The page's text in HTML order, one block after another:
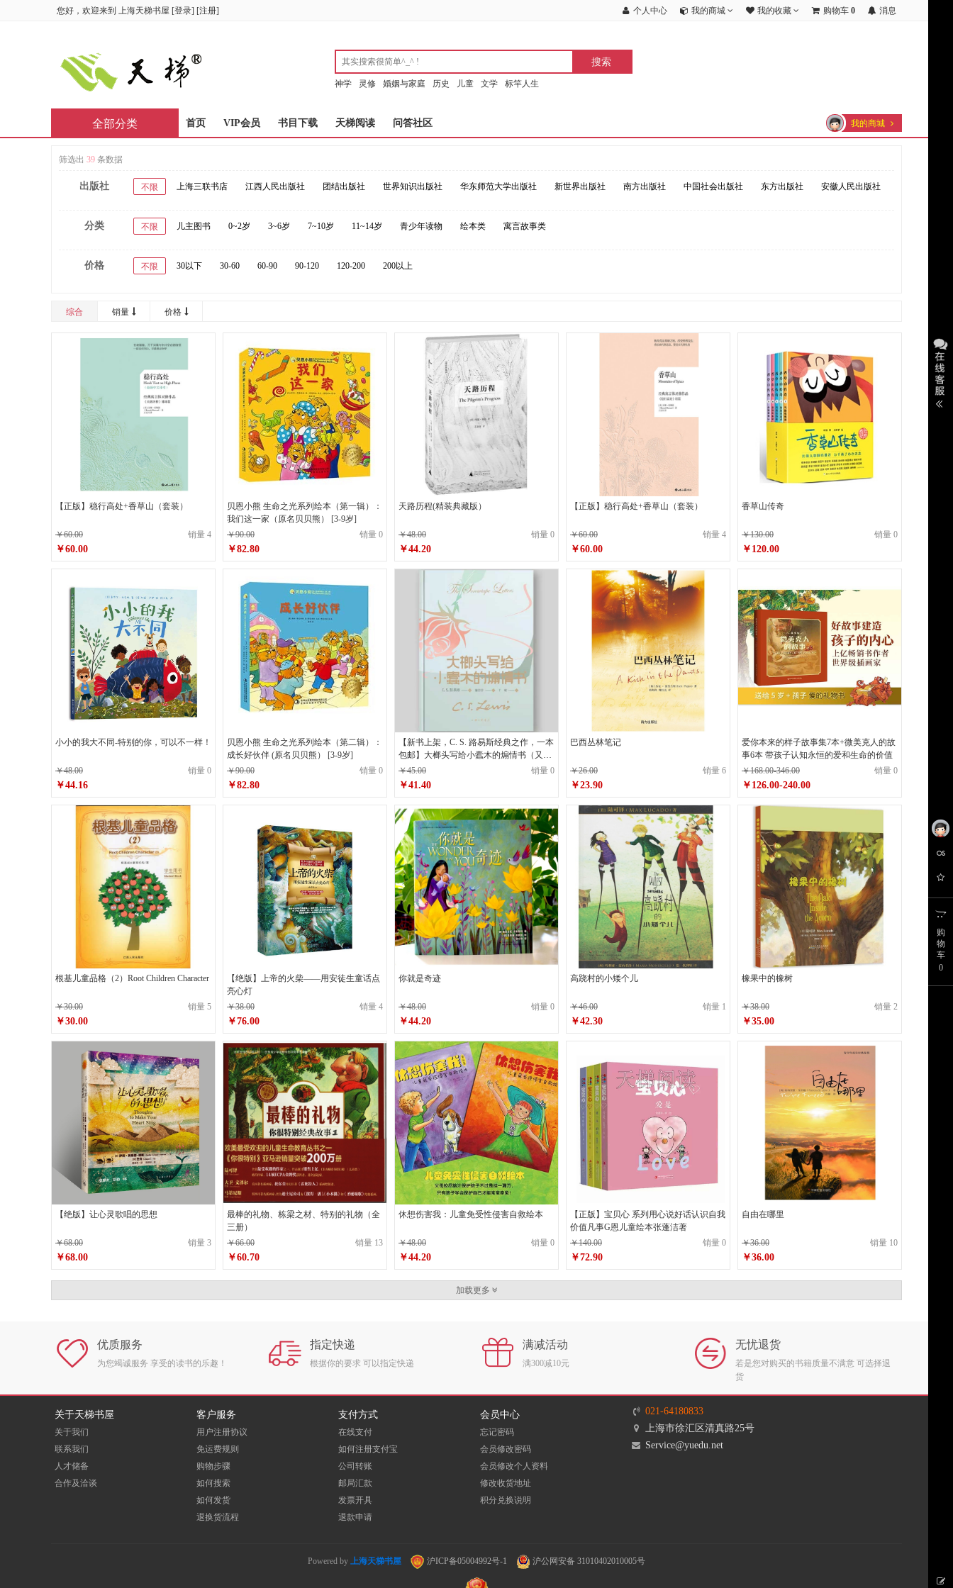
您好，欢迎来到 上海天梯书屋 [登录] [注册] 个人中心 我的商城 我的收藏 购物车 0 消息
神学 灵修 婚姻与家庭 历史 儿童 文学 标竿人生
首页 VIP会员 书目下载 天梯阅读 问答社区 我的商城
全部分类
筛选出 39 条数据
出版社 不限 上海三联书店 江西人民出版社 团结出版社 世界知识出版社 华东师范大学出版社 新世界出版社 南方出版社 中国社会出版社 东方出版社 安徽人民出版社
分类 不限 儿主图书 0~2岁 3~6岁 7~10岁 11~14岁 青少年读物 绘本类 寓言故事类
价格 不限 30以下 30-60 60-90 90-120 120-200 200以上
综合 销量 价格
【正版】稳行高处+香草山（套装）
￥60.00 销量 4
￥60.00
销售价 ￥60.00
贝恩小熊 生命之光系列绘本（第一辑）：
我们这一家（原名贝贝熊） [3-9岁]
￥90.00
销量 0
￥82.80
销售价
￥82.80
天路历程(精装典藏版）
￥48.00 销量 0
￥44.20
￥48.00
￥44.20
【正版】稳行高处+香草山（套装）
￥60.00 销量 4
￥60.00
￥60.00
￥60.00
香草山传奇
￥130.00 销量 0
￥120.00
销售价 ￥120.00
小小的我大不同-特别的你，可以不一样！
￥48.00 销量 0
￥44.16
￥48.00
￥44.16
贝恩小熊 生命之光系列绘本（第二辑）：
成长好伙伴 (原名贝贝熊） [3-9岁]
￥90.00
销量 0
￥82.80
￥82.80
【新书上架，C. S. 路易斯经典之作，一本
包邮】大榔头写给小蠹木的煽情书（又译
《魔鬼家书》《地狱来鸿》）
￥45.00 销量 0
￥41.40
原价 ￥45.00
销售价 ￥41.40
巴西丛林笔记
￥26.00 销量 6
￥23.90
原价 ￥26.00
￥23.90
爱你本来的样子故事集7本+微美克人的故
事6本 带孩子认知永恒的爱和生命的价值
￥168.00-346.00
销量 0
￥126.00-240.00
原价 ￥168.00-346.00
销售价
根基儿童品格（2）Root Children Character
￥30.00 销量 5
￥30.00
原价 ￥30.00
￥30.00
【绝版】上帝的火柴——用安徒生童话点
亮心灯
￥38.00
销量 4
￥76.00
原价 ￥38.00
销售价 ￥76.00
你就是奇迹
￥48.00 销量 0
￥44.20
原价 ￥48.00
销售价 ￥44.20
高跷村的小矮个儿
￥46.00 销量 1
￥42.30
￥42.30
橡果中的橡树
￥38.00 销量 2
￥35.00
￥38.00
【绝版】让心灵歌唱的思想
￥68.00 销量 3
￥68.00
原价 ￥68.00
最棒的礼物、栋梁之材、特别的礼物（全
三册）
￥66.00
销量 13
￥60.70
原价 ￥66.00
休想伤害我：儿童免受性侵害自救绘本
￥48.00 销量 0
￥44.20
原价 ￥48.00
￥44.20
【正版】宝贝心 系列用心说好话认识自我
价值凡事G恩儿童绘本张蓬洁著
￥140.00
销量 0
￥72.90
原价 ￥140.00
自由在哪里
￥36.00 销量 10
￥36.00
原价 ￥36.00
加载更多
优质服务
为您竭诚服务 享受的读书的乐趣！
指定快递
根据你的要求 可以指定快递
满减活动
满300减10元
无忧退货
若是您对购买的书籍质量不满意 可选择退
货
关于天梯书屋
关于我们
联系我们
人才储备
合作及洽谈
客户服务
用户注册协议
免运费规则
购物步骤
如何搜索
如何发货
退换货流程
支付方式
在线支付
如何注册支付宝
公司转账
邮局汇款
发票开具
退款申请
会员中心
忘记密码
会员修改密码
会员修改个人资料
修改收货地址
积分兑换说明
021-64180833
上海市徐汇区清真路25号
Service@yuedu.net
Powered by 上海天梯书屋 沪ICP备05004992号-1 沪公网安备 31010402010005号
购
物
车
0